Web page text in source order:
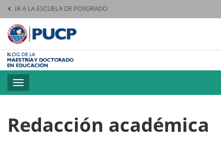
IR A LA ESCUELA DE POSGRADO
Pontificia
Toggle
navigation
Redacción académica